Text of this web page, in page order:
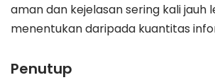
aman dan kejelasan sering kali jauh
menentukan daripada kuantitas
Penutup